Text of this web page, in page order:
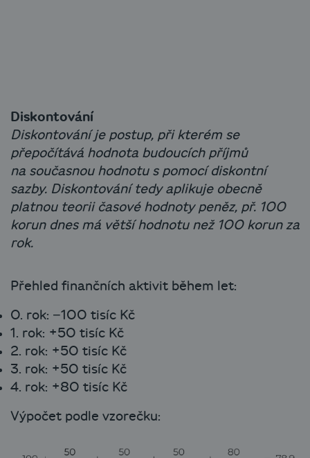
Diskontování
Diskontování je postup, při kterém se
přepočítává hodnota budoucích příjmů
na současnou hodnotu s pomocí diskontní
sazby. Diskontování tedy aplikuje obecně
platnou teorii časové hodnoty peněz, př. 100
korun dnes má větší hodnotu než 100 korun za
rok.
Přehled finančních aktivit během let:
0. rok: −100 tisíc Kč
1. rok: +50 tisíc Kč
2. rok: +50 tisíc Kč
3. rok: +50 tisíc Kč
4. rok: +80 tisíc Kč
Výpočet podle vzorečku: